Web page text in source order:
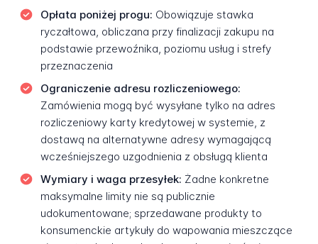
Opłata poniżej progu: Obowiązuje stawka
ryczałtowa, obliczana przy finalizacji zakupu na
podstawie przewoźnika, poziomu usług i strefy
przeznaczenia
Ograniczenie adresu rozliczeniowego:
Zamówienia mogą być wysyłane tylko na adres
rozliczeniowy karty kredytowej w systemie, z
dostawą na alternatywne adresy wymagającą
wcześniejszego uzgodnienia z obsługą klienta
Wymiary i waga przesyłek: Żadne konkretne
maksymalne limity nie są publicznie
udokumentowane; sprzedawane produkty to
konsumenckie artykuły do wapowania mieszczące